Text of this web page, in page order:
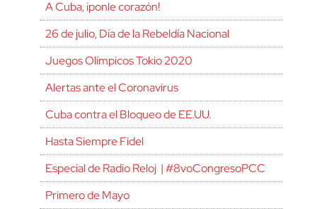
A Cuba, ¡ponle corazón!
26 de julio, Día de la Rebeldía Nacional
Juegos Olímpicos Tokio 2020
Alertas ante el Coronavirus
Cuba contra el Bloqueo de EE.UU.
Hasta Siempre Fidel
Especial de Radio Reloj | #8voCongresoPCC
Primero de Mayo